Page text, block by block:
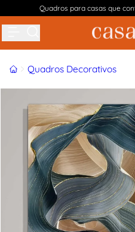
Quadros para casas que
InícioQuadros Decorativos